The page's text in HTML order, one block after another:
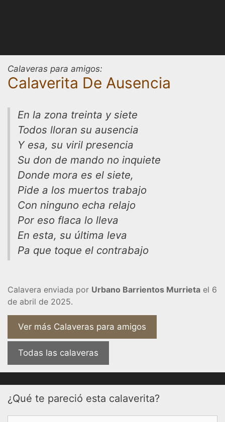
Calaveras para amigos:
Calaverita De Ausencia
En la zona treinta y siete
Todos lloran su ausencia
Y esa, su viril presencia
Su don de mando no inquiete
Donde mora es el siete,
Pide a los muertos trabajo
Con ninguno echa relajo
Por eso flaca lo lleva
En esta, su última leva
Pa que toque el contrabajo
Calavera enviada por Urbano Barrientos Murrieta el 6
de abril de 2025.
Ver más Calaveras para amigos
Todas las calaveras
¿Qué te pareció esta calaverita?